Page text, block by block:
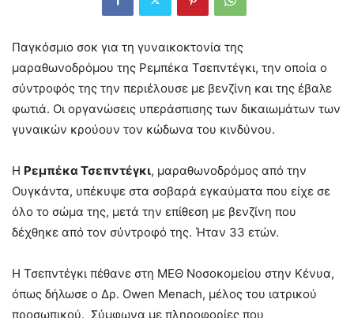
Παγκόσμιο σοκ για τη γυναικοκτονία της
μαραθωνοδρόμου της Ρεμπέκα Τσεπντέγκι, την οποία ο
σύντροφός της την περιέλουσε με βενζίνη και της έβαλε
φωτιά. Οι οργανώσεις υπεράσπισης των δικαιωμάτων των
γυναικών κρούουν τον κώδωνα του κινδύνου.
Η Ρεμπέκα Τσεπντέγκι, μαραθωνοδρόμος από την
Ουγκάντα, υπέκυψε στα σοβαρά εγκαύματα που είχε σε
όλο το σώμα της, μετά την επίθεση με βενζίνη που
δέχθηκε από τον σύντροφό της. Ήταν 33 ετών.
Η Τσεπντέγκι πέθανε στη ΜΕΘ Νοσοκομείου στην Κένυα,
όπως δήλωσε ο Δρ. Owen Menach, μέλος του ιατρικού
προσωπικού. Σύμφωνα με πληροφορίες που